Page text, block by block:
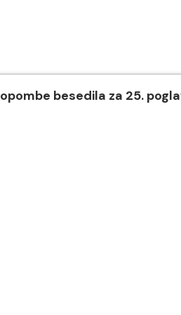
opombe besedila za 25.